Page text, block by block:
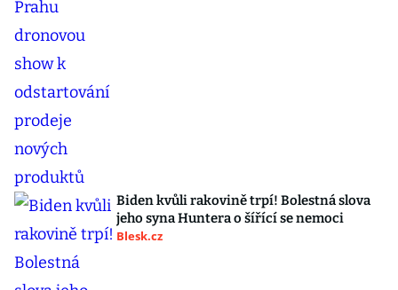
Biden kvůli rakovině trpí! Bolestná slova
jeho syna Huntera o šířící se nemoci
Blesk.cz